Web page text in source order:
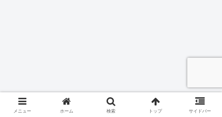
メニュー ホーム 検索 トップ サイドバー